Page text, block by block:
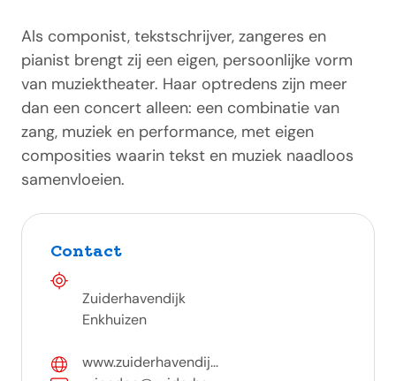
Als componist, tekstschrijver, zangeres en
pianist brengt zij een eigen, persoonlijke vorm
van muziektheater. Haar optredens zijn meer
dan een concert alleen: een combinatie van
zang, muziek en performance, met eigen
composities waarin tekst en muziek naadloos
samenvloeien.
Contact
Zuiderhavendijk
Enkhuizen
www.zuiderhavendij...